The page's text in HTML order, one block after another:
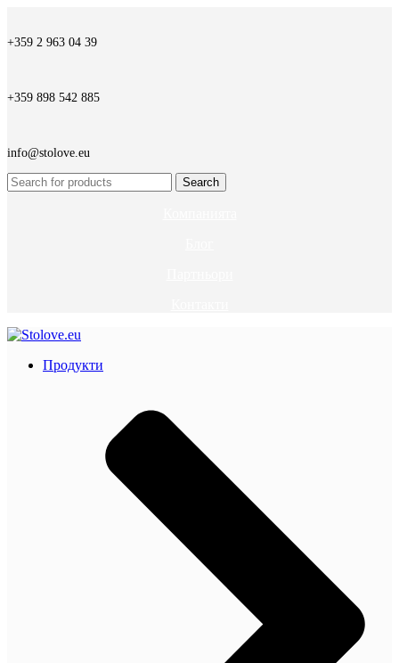
+359 2 963 04 39
+359 898 542 885
info@stolove.eu
Search
Продукти